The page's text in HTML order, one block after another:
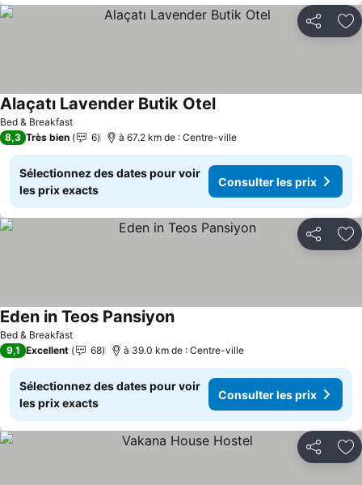
Partager
Bed & Breakfast
Alaçatı Lavender Butik Otel
8,3 Très bien 6 à 67.2 km de : Centre-ville
Sélectionnez des dates pour voir
les prix exacts
Consulter les prix
Partager
Bed & Breakfast
Eden in Teos Pansiyon
9,1 Excellent 68 à 39.0 km de : Centre-ville
Sélectionnez des dates pour voir
les prix exacts
Consulter les prix
Partager